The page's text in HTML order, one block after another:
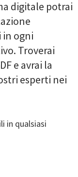
digitale potrai
ogni
Troverai
e avrai la
esperti nei
in qualsiasi